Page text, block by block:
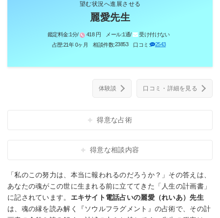
望む状況へ進展させる
麗愛先生
鑑定料金:1分/ 418 円 メール:1通/
受け付けない
占歴:21年 0ヶ月 相談件数:23853 口コミ: 2543
体験談 口コミ・詳細を見る
得意な占術
得意な相談内容
「私のこの努力は、本当に報われるのだろうか？」その答えは、
あなたの魂がこの世に生まれる前に立ててきた「人生の計画書」
に記されています。 エキサイト電話占いの麗愛（れいあ）先生
は、魂の縁を読み解く『ソウルフラグメント』の占術で、その計